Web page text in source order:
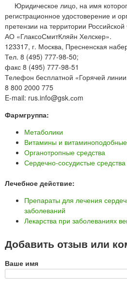
Юридическое лицо, на имя
регистрационное удостоверение и
претензии на территории
АО «ГлаксоСмитКляйн Хелскер».
123317, г. Москва, Пресненская
Тел. 8 (495) 777-98-50;
факс 8 (495) 777-98-51
Телефон бесплатной «Горячей
8 800 2000 775
E-mail: rus.info@gsk.соm
Фармгруппа:
Метаболики
Витамины и
Органотропные средства
Сердечно-сосудистые средства
Лечебное действие:
Препараты для лечения
заболеваний
Лекарства при заболеваниях
Добавить отзыв или
Ваше имя